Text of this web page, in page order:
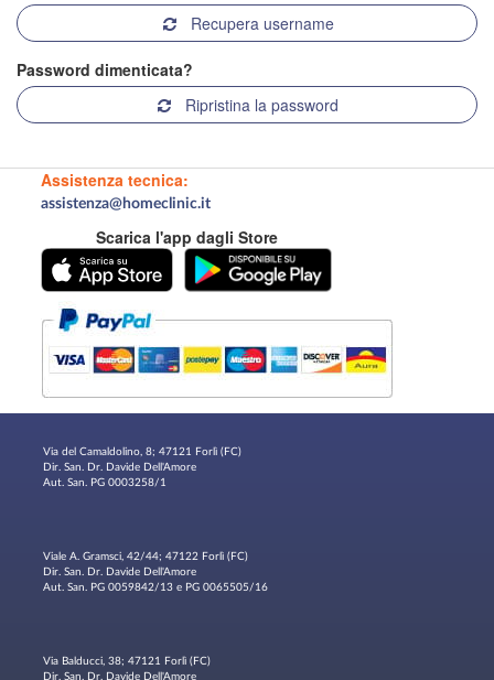
Recupera username
Password dimenticata?
Ripristina la password
Assistenza tecnica:
assistenza@homeclinic.it
Scarica l'app dagli Store
Via del Camaldolino, 8; 47121 Forlì (FC)
Dir. San. Dr. Davide Dell'Amore
Aut. San. PG 0003258/1
Viale A. Gramsci, 42/44; 47122 Forlì (FC)
Dir. San. Dr. Davide Dell'Amore
Aut. San. PG 0059842/13 e PG 0065505/16
Via Balducci, 38; 47121 Forlì (FC)
Dir. San. Dr. Davide Dell'Amore